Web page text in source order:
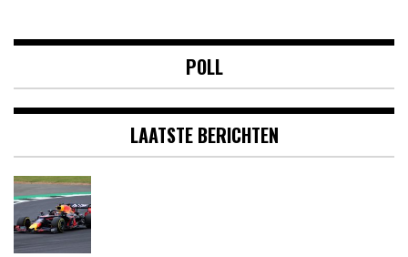
POLL
LAATSTE BERICHTEN